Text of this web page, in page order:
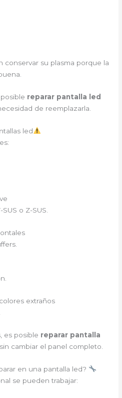
conservar su plasma porque la
reparar pantalla led
de reemplazarla.
led
o Z-SUS.
extraños
es posible reparar pantalla
sin cambiar el panel completo.
en una pantalla led?
se pueden trabajar: